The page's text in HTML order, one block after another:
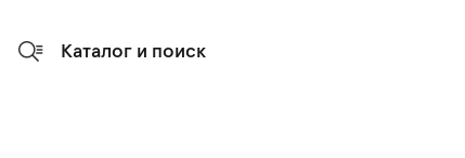
Каталог и поиск